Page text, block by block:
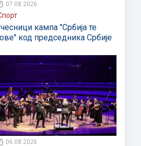
07.08.2026
кампа "Србија те
код председника Србије
06.08.2026